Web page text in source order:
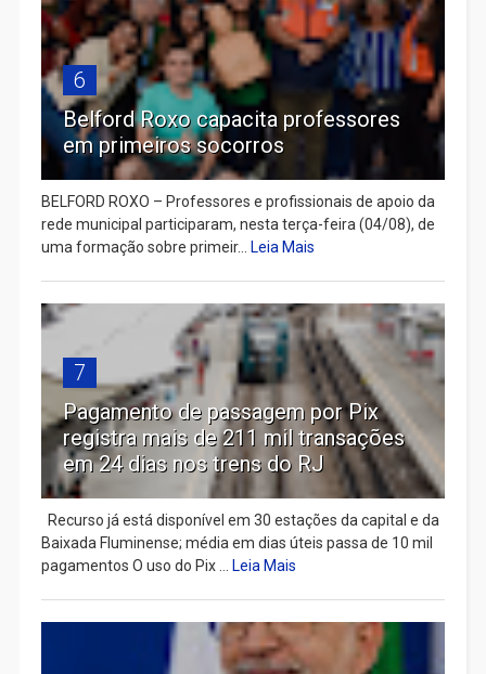
6
Belford Roxo capacita professores
em primeiros socorros
BELFORD ROXO – Professores e profissionais de apoio da
rede municipal participaram, nesta terça-feira (04/08), de
uma formação sobre primeir... Leia Mais
7
Pagamento de passagem por Pix
registra mais de 211 mil transações
em 24 dias nos trens do RJ
Recurso já está disponível em 30 estações da capital e da
Baixada Fluminense; média em dias úteis passa de 10 mil
pagamentos O uso do Pix ... Leia Mais